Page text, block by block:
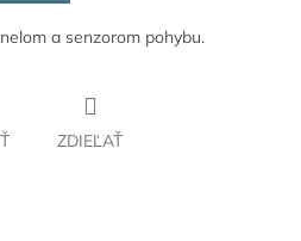
a senzorom pohybu.
ZDIEĽAŤ